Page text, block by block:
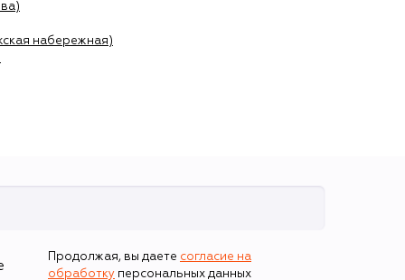
набережная)
Продолжая, вы даете согласие на
обработку персональных данных